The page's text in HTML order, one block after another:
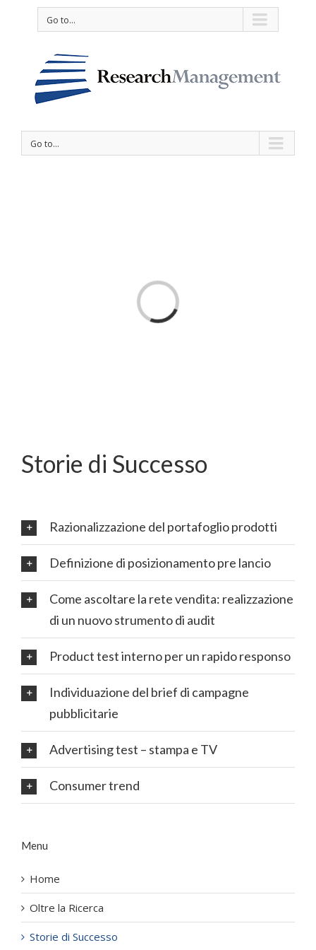
Go to...
Go to...
Loading...
Storie di Successo
Razionalizzazione del portafoglio prodotti
Definizione di posizionamento pre lancio
Come ascoltare la rete vendita: realizzazione
di un nuovo strumento di audit
Product test interno per un rapido responso
Individuazione del brief di campagne
pubblicitarie
Advertising test – stampa e TV
Consumer trend
Menu
Home
Oltre la Ricerca
Storie di Successo